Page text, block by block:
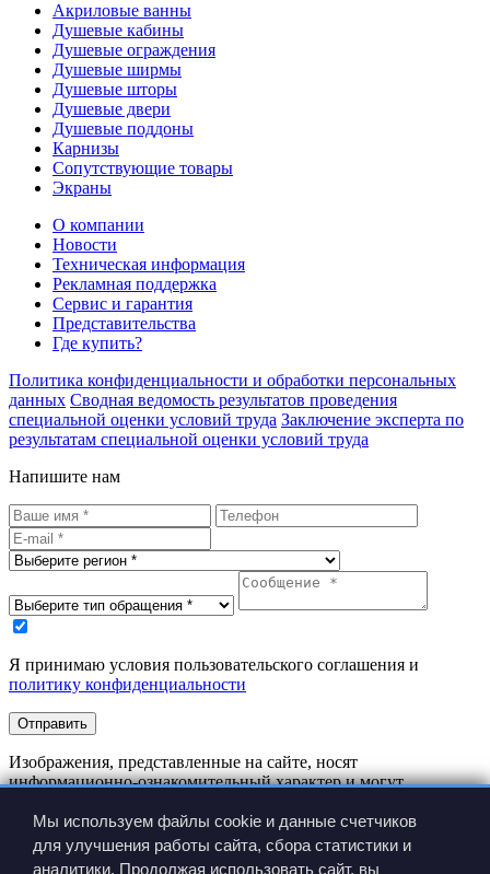
Акриловые ванны
Душевые кабины
Душевые ограждения
Душевые ширмы
Душевые шторы
Душевые двери
Душевые поддоны
Карнизы
Сопутствующие товары
Экраны
О компании
Новости
Техническая информация
Рекламная поддержка
Сервис и гарантия
Представительства
Где купить?
Политика конфиденциальности и обработки персональных
данных Сводная ведомость результатов проведения
специальной оценки условий труда Заключение эксперта по
результатам специальной оценки условий труда
Напишите нам
Я принимаю условия пользовательского соглашения и
политику конфиденциальности
Отправить
Изображения, представленные на сайте, носят
информационно-ознакомительный характер и могут
Производитель имеет право вносить изменения в
конструкцию изделия без предварительного уведомления.
Мы используем файлы cookie и данные счетчиков
для улучшения работы сайта, сбора статистики и
аналитики. Продолжая использовать сайт, вы